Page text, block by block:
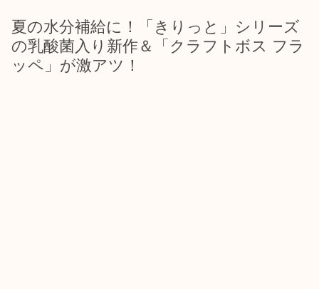
夏の水分補給に！「きりっと」シリーズ
の乳酸菌入り新作＆「クラフトボス フラ
ッペ」が激アツ！